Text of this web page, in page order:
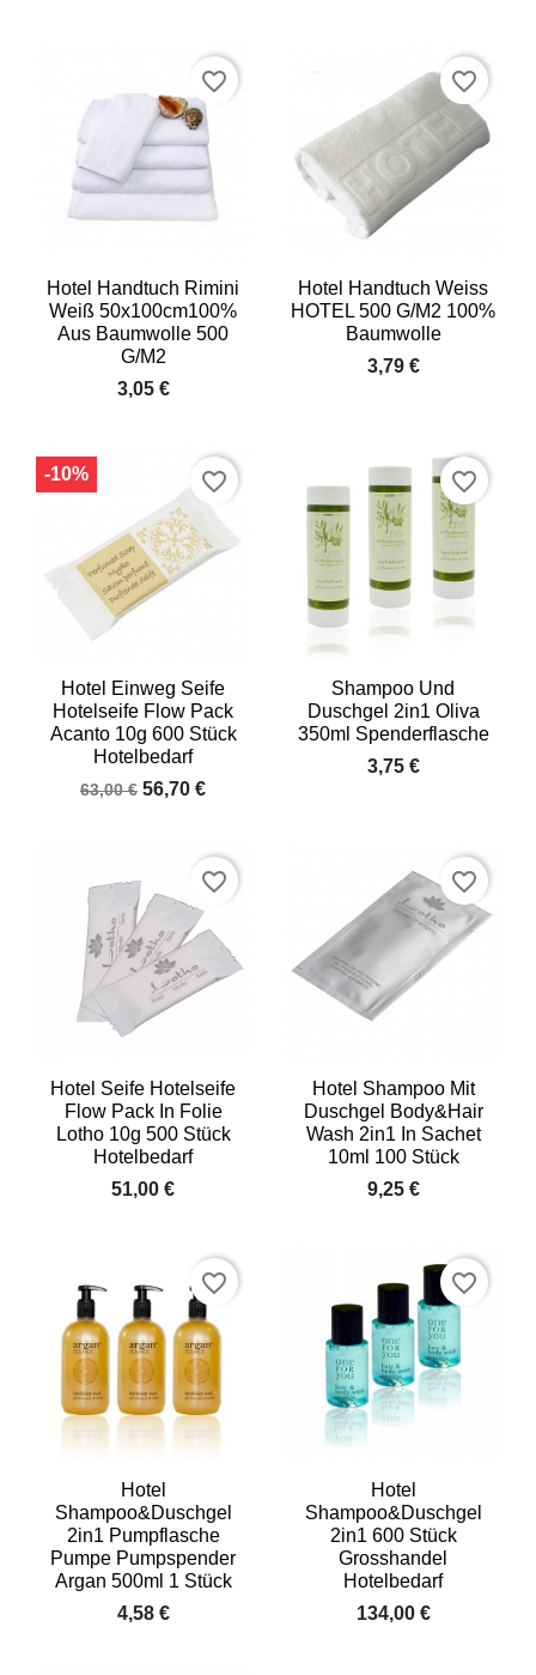
Hotel Handtuch Rimini
Weiß 50x100cm100%
Aus Baumwolle 500
G/m2
3,05 €
favorite_border
Hotel Handtuch Weiss
HOTEL 500 G/m2 100%
Baumwolle
3,79 €
favorite_border
Hotel Einweg Seife
Hotelseife Flow Pack
Acanto 10g 600 Stück
Hotelbedarf
63,00 € 56,70 €
-10% favorite_border
Shampoo Und
Duschgel 2in1 Oliva
350ml Spenderflasche
3,75 €
favorite_border
Hotel Seife Hotelseife
Flow Pack In Folie
Lotho 10g 500 Stück
Hotelbedarf
51,00 €
favorite_border
Hotel Shampoo Mit
Duschgel Body&hair
Wash 2in1 In Sachet
10ml 100 Stück
9,25 €
favorite_border
Hotel
Shampoo&Duschgel
2in1 Pumpflasche
Pumpe Pumpspender
Argan 500ml 1 Stück
4,58 €
favorite_border
Hotel
Shampoo&Duschgel
2in1 600 Stück
Grosshandel
Hotelbedarf
134,00 €
favorite_border